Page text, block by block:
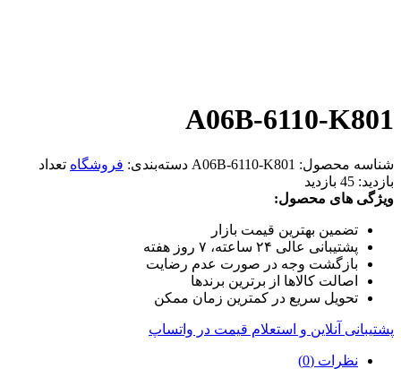
A06B-6110-K801
شناسه محصول: A06B-6110-K801 دسته‌بندی: فروشگاه تعداد
بازدید: 45 بازدید
ویژگی های محصول:
تضمین بهترین قیمت بازار
پشتیبانی عالی ۲۴ ساعته، ۷ روز هفته
بازگشت وجه در صورت عدم رضایت
اصالت کالاها از برترین برندها
تحویل سریع در کمترین زمان ممکن
پشتیبانی آنلاین و استعلام قیمت در واتساپ
نظرات (0)